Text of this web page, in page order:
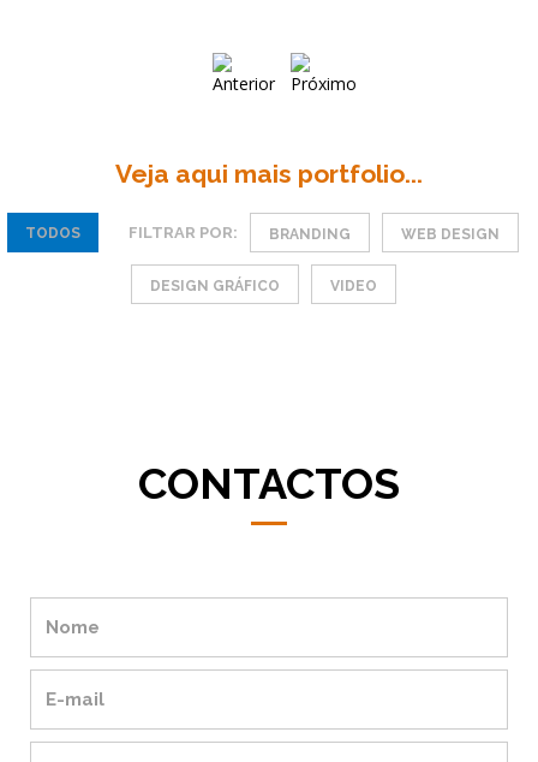
Veja aqui mais portfolio...
TODOS FILTRAR POR: BRANDING WEB DESIGN
DESIGN GRÁFICO VIDEO
CONTACTOS